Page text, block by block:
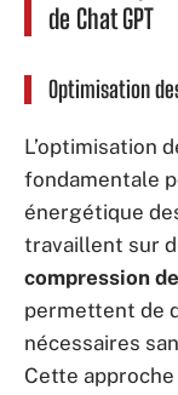
de Chat GPT
Optimisation
L’optimisation
fondamentale
énergétique
travaillent sur
compression
permettent de
nécessaires
Cette